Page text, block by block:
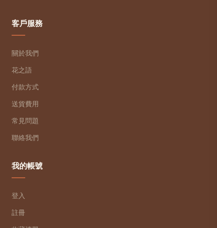
客戶服務
關於我們
花之語
付款方式
送貨費用
常見問題
聯絡我們
我的帳號
登入
註冊